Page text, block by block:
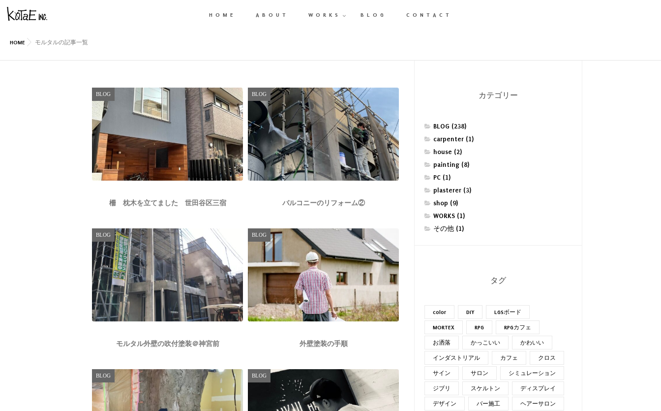
HOME ABOUT WORKS BLOG CONTACT
HOME モルタルの記事一覧
BLOG
柵 枕木を立てました 世田谷区三宿
BLOG
バルコニーのリフォーム②
BLOG
モルタル外壁の吹付塗装＠神宮前
BLOG
外壁塗装の手順
BLOG BLOG
カテゴリー
BLOG (238)
carpenter (1)
house (2)
painting (8)
PC (1)
plasterer (3)
shop (9)
WORKS (1)
その他 (1)
タグ
color DIY LGSボード
MORTEX RPG RPGカフェ
お洒落 かっこいい かわいい
インダストリアル カフェ クロス
サイン サロン シミュレーション
ジブリ スケルトン ディスプレイ
デザイン バー施工 ヘアーサロン